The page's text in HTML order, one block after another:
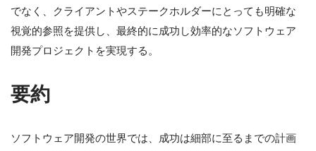
でなく、クライアントやステークホルダーにとっても明確な
視覚的参照を提供し、最終的に成功し効率的なソフトウェア
開発プロジェクトを実現する。
要約
ソフトウェア開発の世界では、成功は細部に至るまでの計画